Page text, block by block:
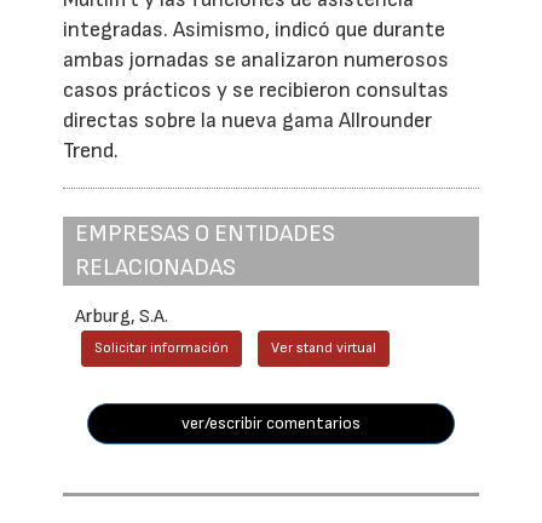
integradas. Asimismo, indicó que durante
ambas jornadas se analizaron numerosos
casos prácticos y se recibieron consultas
directas sobre la nueva gama Allrounder
Trend.
EMPRESAS O ENTIDADES
RELACIONADAS
Arburg, S.A.
Solicitar información Ver stand virtual
ver/escribir comentarios